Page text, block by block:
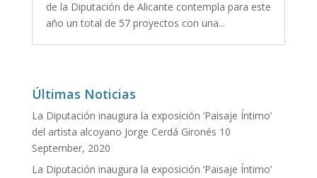
de la Diputación de Alicante contempla para este
año un total de 57 proyectos con una...
Últimas Noticias
La Diputación inaugura la exposición ‘Paisaje Íntimo’
del artista alcoyano Jorge Cerdá Gironés 10
September, 2020
La Diputación inaugura la exposición ‘Paisaje Íntimo’